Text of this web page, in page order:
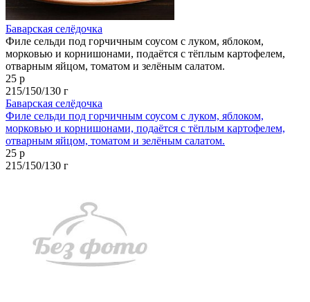
Баварская селёдочка
Филе сельди под горчичным соусом с луком, яблоком,
морковью и корнишонами, подаётся с тёплым картофелем,
отварным яйцом, томатом и зелёным салатом.
25 р
215/150/130 г
Баварская селёдочка
Филе сельди под горчичным соусом с луком, яблоком,
морковью и корнишонами, подаётся с тёплым картофелем,
отварным яйцом, томатом и зелёным салатом.
25 р
215/150/130 г